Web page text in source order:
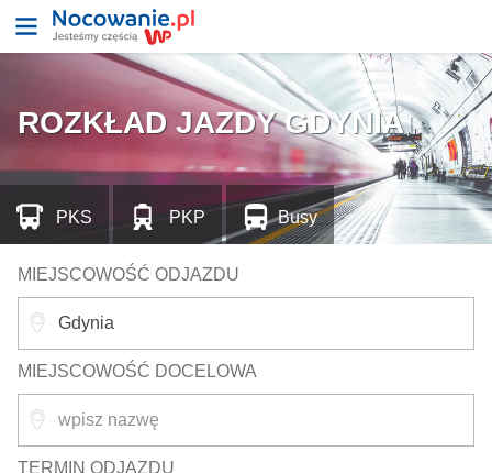
ROZKŁAD JAZDY GDYNIA
MIEJSCOWOŚĆ ODJAZDU
MIEJSCOWOŚĆ DOCELOWA
TERMIN ODJAZDU
PKS PKP Busy